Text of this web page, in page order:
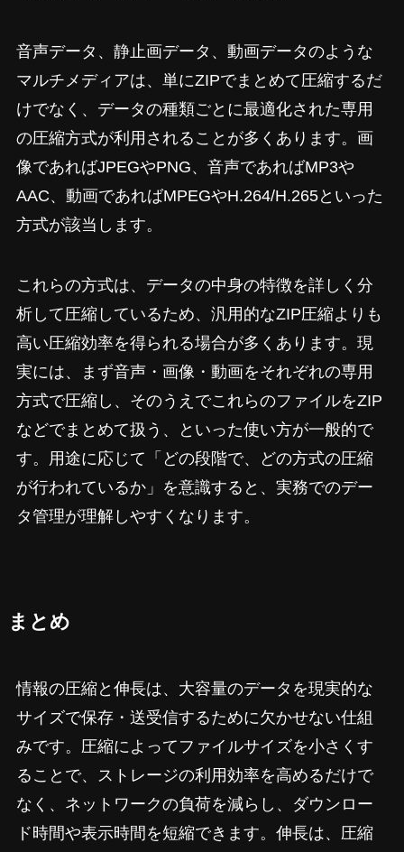
音声データ、静止画データ、動画データのような
マルチメディアは、単にZIPでまとめて圧縮するだ
けでなく、データの種類ごとに最適化された専用
の圧縮方式が利用されることが多くあります。画
像であればJPEGやPNG、音声であればMP3や
AAC、動画であればMPEGやH.264/H.265といった
方式が該当します。
これらの方式は、データの中身の特徴を詳しく分
析して圧縮しているため、汎用的なZIP圧縮よりも
高い圧縮効率を得られる場合が多くあります。現
実には、まず音声・画像・動画をそれぞれの専用
方式で圧縮し、そのうえでこれらのファイルをZIP
などでまとめて扱う、といった使い方が一般的で
す。用途に応じて「どの段階で、どの方式の圧縮
が行われているか」を意識すると、実務でのデー
タ管理が理解しやすくなります。
まとめ
情報の圧縮と伸長は、大容量のデータを現実的な
サイズで保存・送受信するために欠かせない仕組
みです。圧縮によってファイルサイズを小さくす
ることで、ストレージの利用効率を高めるだけで
なく、ネットワークの負荷を減らし、ダウンロー
ド時間や表示時間を短縮できます。伸長は、圧縮